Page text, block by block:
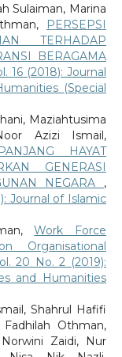
Sulaiman, Marina
PERSEPSI
TERHADAP
BERAGAMA
16 (2018): Journal
(Special
Maziahtusima
Azizi Ismail,
HAYAT
GENERASI
NEGARA ,
Journal of Islamic
Work Force
Organisational
20 No. 2 (2019):
and Humanities
Shahrul Hafifi
Othman,
Zaidi, Nur